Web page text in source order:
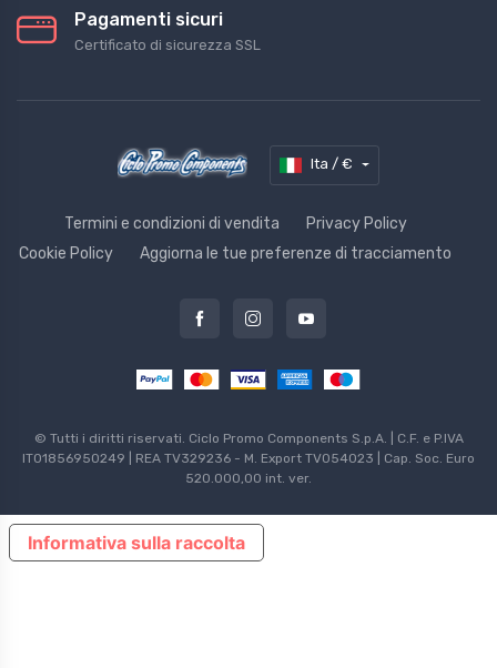
Pagamenti sicuri
Certificato di sicurezza SSL
Ita / €
Termini e condizioni di vendita
Privacy Policy
Cookie Policy
Aggiorna le tue preferenze di tracciamento
© Tutti i diritti riservati. Ciclo Promo Components S.p.A. | C.F. e P.IVA
IT01856950249 | REA TV329236 - M. Export TV054023 | Cap. Soc. Euro
520.000,00 int. ver.
Informativa sulla raccolta